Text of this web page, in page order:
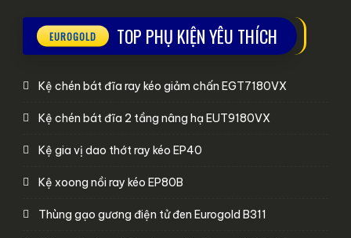
TOP PHỤ KIỆN YÊU THÍCH
Kệ chén bát đĩa ray kéo giảm chấn EGT7180VX
Kệ chén bát đĩa 2 tầng nâng hạ EUT9180VX
Kệ gia vị dao thớt ray kéo EP40
Kệ xoong nồi ray kéo EP80B
Thùng gạo gương điện tử đen Eurogold B311